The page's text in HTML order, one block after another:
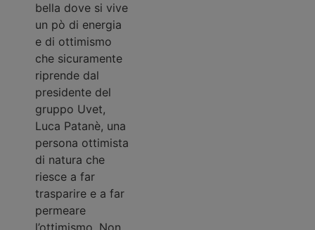
bella dove si vive
un pò di energia
e di ottimismo
che sicuramente
riprende dal
presidente del
gruppo Uvet,
Luca Patanè, una
persona ottimista
di natura che
riesce a far
trasparire e a far
permeare